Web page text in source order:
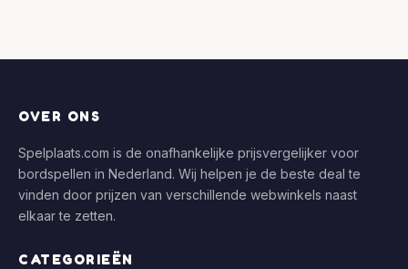
OVER ONS
Spelplaats.com is de onafhankelijke prijsvergelijker voor
bordspellen in Nederland. Wij helpen je de beste deal te
vinden door prijzen van verschillende webwinkels naast
elkaar te zetten.
CATEGORIEËN